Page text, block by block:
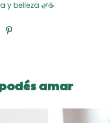
y belleza 🌿☕
amar